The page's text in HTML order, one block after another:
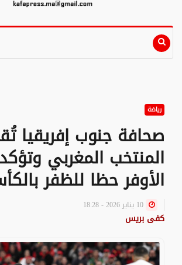
رياضة
صحافة جنوب إفريقيا
المنتخب المغربي
الأوفر حظا للظفر
كفى بريس